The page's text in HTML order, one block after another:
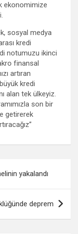
ekonomimize
sosyal medya
kredi
notumuzu ikinci
finansal
artıran
kredi
alan tek ülkeyiz.
son bir
getirerek
yakalandı
deprem